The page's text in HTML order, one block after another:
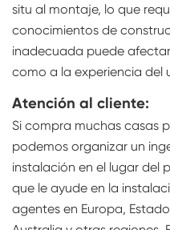
situ al montaje, lo que
conocimientos de
inadecuada puede
como a la experiencia del
Atención al cliente:
Si compra muchas casas
podemos organizar un
instalación en el lugar del
que le ayude en la
agentes en Europa,